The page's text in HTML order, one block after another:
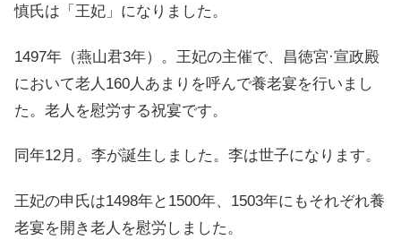
慎氏は「王妃」になりました。
1497年（燕山君3年）。王妃の主催で、昌徳宮·宣政殿
において老人160人あまりを呼んで養老宴を行いまし
た。老人を慰労する祝宴です。
同年12月。李が誕生しました。李は世子になります。
王妃の申氏は1498年と1500年、1503年にもそれぞれ養
老宴を開き老人を慰労しました。